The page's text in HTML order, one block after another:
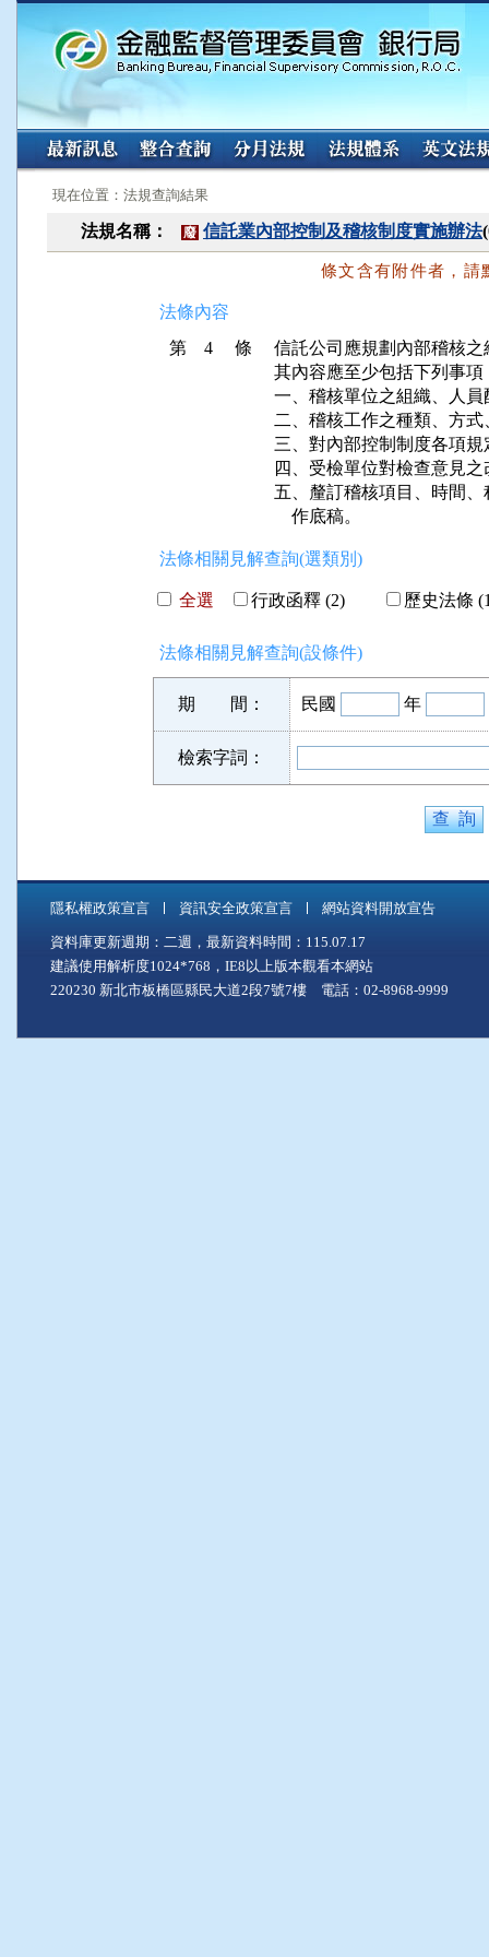
:::
現在位置：法規查詢結果
法規名稱： 廢 信託業內部控制及稽核制度實施辦法
條文含有附件者，請
法條內容
第 4 條
信託公司應規劃內部稽核
其內容應至少包括下列事項
一、稽核單位之組織、人員
二、稽核工作之種類、方式
三、對內部控制制度各項
四、受檢單位對檢查意見
五、釐訂稽核項目、時間
    作底稿。
法條相關見解查詢(選類別)
全選 行政函釋 (2) 歷史法條
法條相關見解查詢(設條件)
期 間： 民國 年
檢索字詞：
隱私權政策宣言 資訊安全政策宣言 網站資料開放宣告
資料庫更新週期：二週，最新資料時間：115.07.17
建議使用解析度1024*768，IE8以上版本觀看本網站
220230 新北市板橋區縣民大道2段7號7樓 電話：02-8968-9999